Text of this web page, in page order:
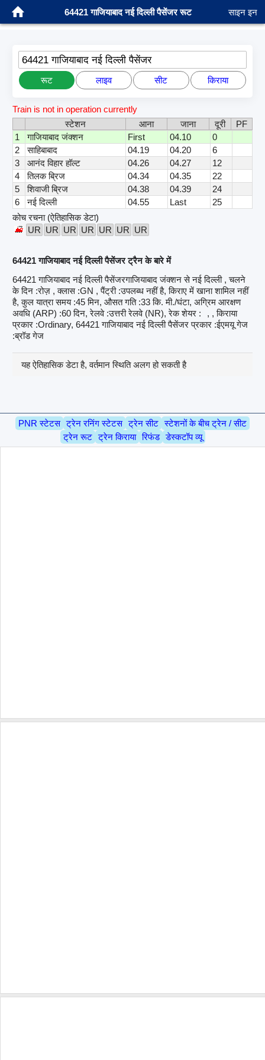
64421 गाजियाबाद नई दिल्ली पैसेंजर रूट साइन इन
64421 गाजियाबाद नई दिल्ली पैसेंजर
रूट लाइव सीट किराया
Train is not in operation currently
स्टेशन
आना जाना दूरी
PF
1
गाजियाबाद जंक्शन First 04.10
0
2
साहिबाबाद 04.19 04.20
6
3
आनंद विहार हॉल्ट 04.26 04.27
12
4
तिलक ब्रिज 04.34 04.35
22
5
शिवाजी ब्रिज 04.38 04.39
24
6
नई दिल्ली 04.55 Last
25
कोच रचना (ऐतिहासिक डेटा)
UR UR UR UR UR UR UR
64421 गाजियाबाद नई दिल्ली पैसेंजर ट्रैन के बारे में
64421 गाजियाबाद नई दिल्ली पैसेंजरगाजियाबाद जंक्शन से नई दिल्ली , चलने
के दिन :रोज़ , क्लास :GN , पैंट्री :उपलब्ध नहीं है, किराए में खाना शामिल नहीं
है, कुल यात्रा समय :45 मिन, औसत गति :33 कि. मी./घंटा, अग्रिम आरक्षण
अवधि (ARP) :60 दिन, रेलवे :उत्तरी रेलवे (NR), रेक शेयर :
, , किराया
प्रकार :Ordinary, 64421 गाजियाबाद नई दिल्ली पैसेंजर प्रकार :ईएमयू गेज
:ब्रॉड गेज
यह ऐतिहासिक डेटा है, वर्तमान स्थिति अलग हो सकती है
PNR स्टेटस ट्रेन रनिंग स्टेटस ट्रेन सीट स्टेशनों के बीच ट्रेन / सीट
ट्रेन रूट ट्रेन किराया रिफंड डेस्कटॉप व्यू